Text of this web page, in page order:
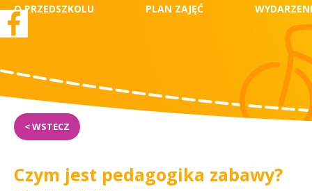
O PRZEDSZKOLU PLAN ZAJĘĆ
< WSTECZ
Czym jest pedagogika zabawy?